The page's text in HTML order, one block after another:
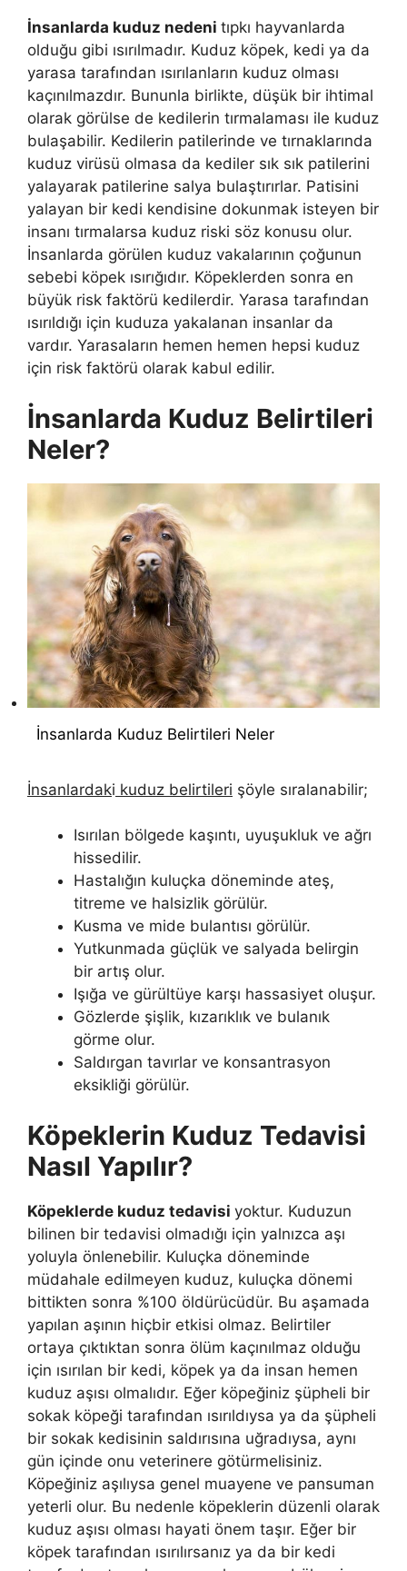
İnsanlarda kuduz nedeni tıpkı hayvanlarda
olduğu gibi ısırılmadır. Kuduz köpek, kedi ya da
yarasa tarafından ısırılanların kuduz olması
kaçınılmazdır. Bununla birlikte, düşük bir ihtimal
olarak görülse de kedilerin tırmalaması ile kuduz
bulaşabilir. Kedilerin patilerinde ve tırnaklarında
kuduz virüsü olmasa da kediler sık sık patilerini
yalayarak patilerine salya bulaştırırlar. Patisini
yalayan bir kedi kendisine dokunmak isteyen bir
insanı tırmalarsa kuduz riski söz konusu olur.
İnsanlarda görülen kuduz vakalarının çoğunun
sebebi köpek ısırığıdır. Köpeklerden sonra en
büyük risk faktörü kedilerdir. Yarasa tarafından
ısırıldığı için kuduza yakalanan insanlar da
vardır. Yarasaların hemen hemen hepsi kuduz
için risk faktörü olarak kabul edilir.
İnsanlarda Kuduz Belirtileri
Neler?
İnsanlarda Kuduz Belirtileri Neler
İnsanlardaki kuduz belirtileri şöyle sıralanabilir;
Isırılan bölgede kaşıntı, uyuşukluk ve ağrı
hissedilir.
Hastalığın kuluçka döneminde ateş,
titreme ve halsizlik görülür.
Kusma ve mide bulantısı görülür.
Yutkunmada güçlük ve salyada belirgin
bir artış olur.
Işığa ve gürültüye karşı hassasiyet oluşur.
Gözlerde şişlik, kızarıklık ve bulanık
görme olur.
Saldırgan tavırlar ve konsantrasyon
eksikliği görülür.
Köpeklerin Kuduz Tedavisi
Nasıl Yapılır?
Köpeklerde kuduz tedavisi yoktur. Kuduzun
bilinen bir tedavisi olmadığı için yalnızca aşı
yoluyla önlenebilir. Kuluçka döneminde
müdahale edilmeyen kuduz, kuluçka dönemi
bittikten sonra %100 öldürücüdür. Bu aşamada
yapılan aşının hiçbir etkisi olmaz. Belirtiler
ortaya çıktıktan sonra ölüm kaçınılmaz olduğu
için ısırılan bir kedi, köpek ya da insan hemen
kuduz aşısı olmalıdır. Eğer köpeğiniz şüpheli bir
sokak köpeği tarafından ısırıldıysa ya da şüpheli
bir sokak kedisinin saldırısına uğradıysa, aynı
gün içinde onu veterinere götürmelisiniz.
Köpeğiniz aşılıysa genel muayene ve pansuman
yeterli olur. Bu nedenle köpeklerin düzenli olarak
kuduz aşısı olması hayati önem taşır. Eğer bir
köpek tarafından ısırılırsanız ya da bir kedi